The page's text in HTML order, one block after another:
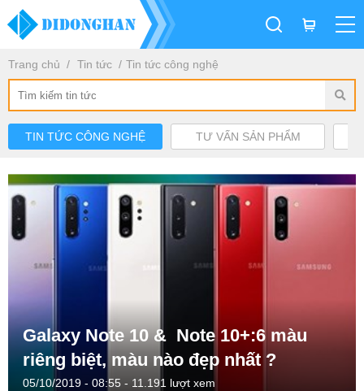
Trang chủ Tin tức Tin tức công nghệ
TIN TỨC CÔNG NGHỆ TƯ VẤN SẢN PHẨM
Galaxy Note 10 & Note 10+:6 màu
riêng biệt, màu nào đẹp nhất ?
05/10/2019 - 08:55 - 11.191 lượt xem